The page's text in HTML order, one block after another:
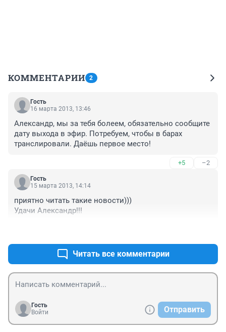
КОММЕНТАРИИ 2
Гость
16 марта 2013, 13:46
Александр, мы за тебя болеем, обязательно сообщите
дату выхода в эфир. Потребуем, чтобы в барах
транслировали. Даёшь первое место!
+5 –2
Гость
15 марта 2013, 14:14
приятно читать такие новости)))
Удачи Александр!!!
Читать все комментарии
Гость
Войти
Отправить